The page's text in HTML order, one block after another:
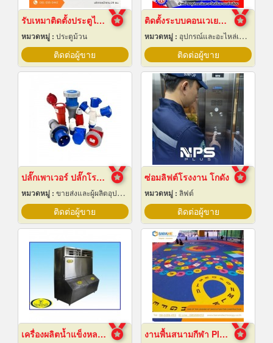
รับเหมาติดตั้งประตูไฮสปีดดอร์
หมวดหมู่ : ประตูม้วน
ติดต่อผู้ขาย
ติดตั้งระบบคอนเวเยอร์ (conveyor)
หมวดหมู่ : อุปกรณ์และอะไหล่เครื่องลำเลียงวัสดุ
ติดต่อผู้ขาย
ปลั๊กเพาเวอร์ ปลั๊กโรงงาน ปลั๊กอุตสาหกรรม พัทยา ชลบุรี
หมวดหมู่ : ขายส่งและผู้ผลิตอุปกรณ์เครื่องใช้ไฟฟ้า
ติดต่อผู้ขาย
ซ่อมลิฟต์โรงงาน โกดัง
หมวดหมู่ : ลิฟต์
ติดต่อผู้ขาย
เครื่องผลิตน้ำแข็งหลอด เชียงใหม่ งานพื้นสนามกีฬา Play Ground EPDM สนามเด็กเล่น